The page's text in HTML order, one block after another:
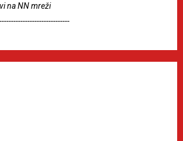
na NN mreži